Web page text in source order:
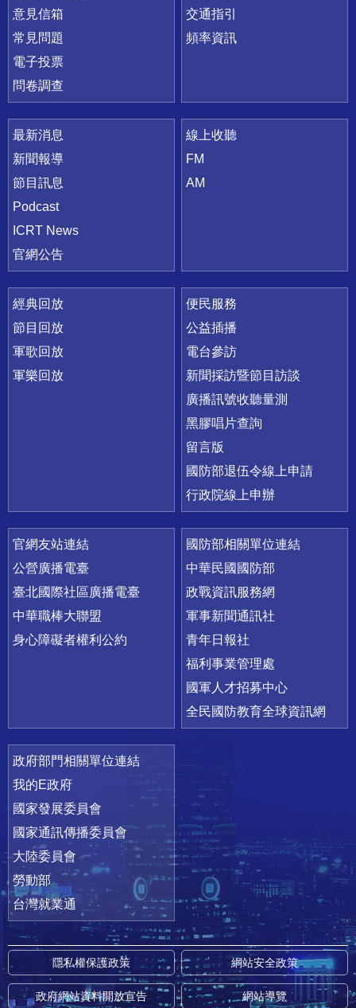
意見信箱
常見問題
電子投票
問卷調查
交通指引
頻率資訊
最新消息
新聞報導
節目訊息
Podcast
ICRT News
官網公告
線上收聽
FM
AM
經典回放
節目回放
軍歌回放
軍樂回放
便民服務
公益插播
電台參訪
新聞採訪暨節目訪談
廣播訊號收聽量測
黑膠唱片查詢
留言版
國防部退伍令線上申請
行政院線上申辦
官網友站連結
公營廣播電臺
臺北國際社區廣播電臺
中華職棒大聯盟
身心障礙者權利公約
國防部相關單位連結
中華民國國防部
政戰資訊服務網
軍事新聞通訊社
青年日報社
福利事業管理處
國軍人才招募中心
全民國防教育全球資訊網
政府部門相關單位連結
我的E政府
國家發展委員會
國家通訊傳播委員會
大陸委員會
勞動部
台灣就業通
隱私權保護政策 網站安全政策
政府網站資料開放宣告 網站導覽